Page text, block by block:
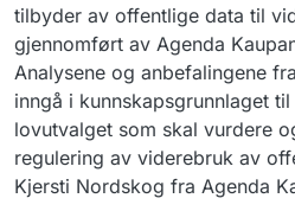
tilbyder av offentlige data til
gjennomført av Agenda
Analysene og anbefalingene
inngå i kunnskapsgrunnlaget
lovutvalget som skal vurdere
regulering av viderebruk av
Kjersti Nordskog fra Agenda